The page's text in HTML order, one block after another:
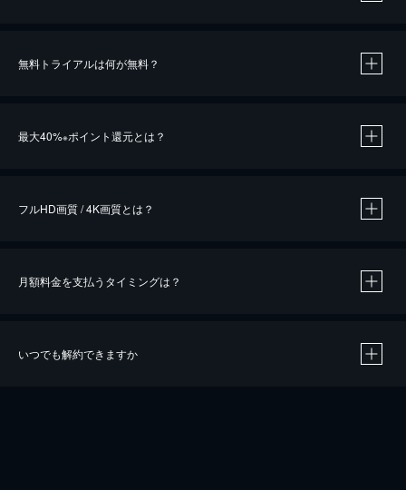
無料トライアルは何が無料？
最大40%※ポイント還元とは？
※40％ポイント還元の対象は、クレジットカード決済による作品の購入 / レンタルです。
フルHD画質 / 4K画質とは？
月額料金を支払うタイミングは？
いつでも解約できますか